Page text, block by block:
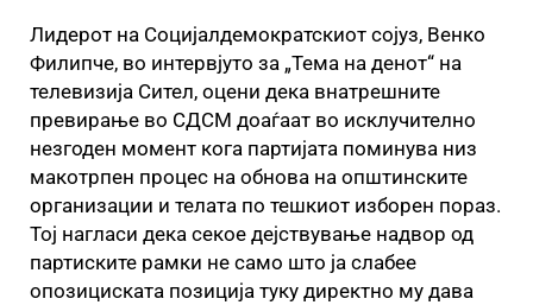
Лидерот на Социјалдемократскиот сојуз, Венко
Филипче, во интервјуто за „Тема на денот“ на
телевизија Сител, оцени дека внатрешните
превирање во СДСМ доаѓаат во исклучително
незгоден момент кога партијата поминува низ
макотрпен процес на обнова на општинските
организации и телата по тешкиот изборен пораз.
Тој нагласи дека секое дејствување надвор од
партиските рамки не само што ја слабее
опозициската позиција туку директно му дава